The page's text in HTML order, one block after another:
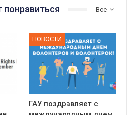
Все
понравиться
НОВОСТИ
ГАУ поздравляет с